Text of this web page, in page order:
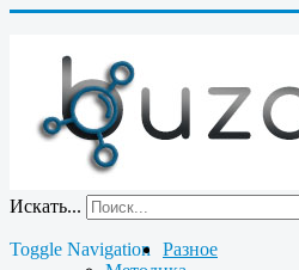
Искать...
Toggle Navigation
Разное